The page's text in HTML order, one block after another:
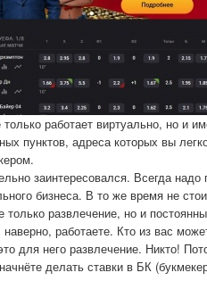
только работает виртуально, но и
пунктов, адреса которых вы
заинтересовался. Всегда надо
бизнеса. В то же время не
развлечение, но и
работаете. Кто из вас
для него развлечение. Никто!
делать ставки в БК